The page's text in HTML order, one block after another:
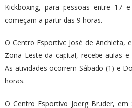
Kickboxing, para pessoas entre 17
começam a partir das 9 horas.
O Centro Esportivo José de Anchieta,
Zona Leste da capital, recebe aulas
As atividades ocorrem Sábado (1) e
horas.
O Centro Esportivo Joerg Bruder, em